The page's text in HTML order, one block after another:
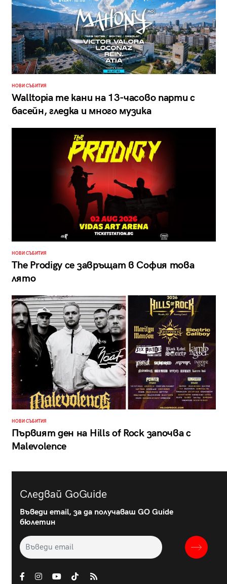
НОВИ СЪБИТИЯ
Walltopia те кани на 13-часово парти с
басейн, гледка и много музика
НОВИ СЪБИТИЯ
The Prodigy се завръщат в София това
лято
НОВИ СЪБИТИЯ
Първият ден на Hills of Rock започва с
Malevolence
Следвай GoGuide
Въведи email, за да получаваш GO Guide
бюлетин